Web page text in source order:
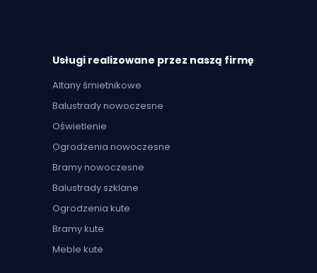
Usługi realizowane przez naszą firmę
Altany śmietnikowe
Balustrady nowoczesne
Oświetlenie
Ogrodzenia nowoczesne
Bramy nowoczesne
Balustrady szklane
Ogrodzenia kute
Bramy kute
Meble kute